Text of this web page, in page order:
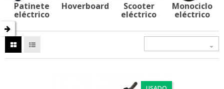
Patinete
eléctrico
Hoverboard Scooter
eléctrico
Monociclo
eléctrico
